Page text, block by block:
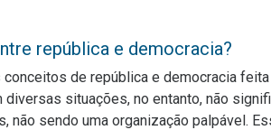
república e democracia?
conceitos de república e democracia
diversas situações, no entanto, não
não sendo uma organização palpável.